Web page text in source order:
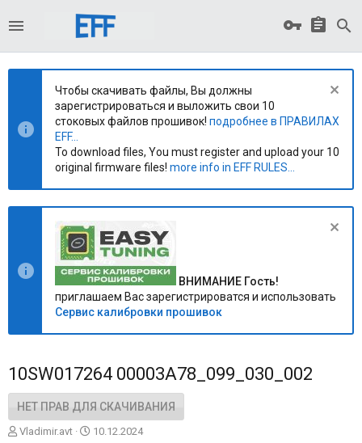
Чтобы скачивать файлы, Вы должны
зарегистрироваться и выложить свои 10
стоковых файлов прошивок! подробнее в ПРАВИЛАХ
EFF...
To download files, You must register and upload your 10
original firmware files! more info in EFF RULES...
ВНИМАНИЕ Гость!
приглашаем Вас зарегистрироватся и использовать
Сервис калибровки прошивок
10SW017264 00003A78_099_030_002
НЕТ ПРАВ ДЛЯ СКАЧИВАНИЯ
А
Vladimir.avt
Д
10.12.2024